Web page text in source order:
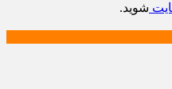
شوید.